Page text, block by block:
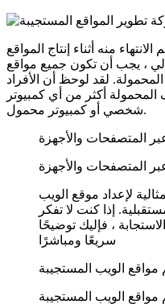
منه أثناء إنتاج المواقع
، يجب أن تكون جميع مواقع
لقد لوحظ أن الأفراد
أكثر من أي كمبيوتر
شخصي أو كمبيوتر محمول.
لإعداد موقع الويب
إذا كنت لا تفكر
، فإليك توضيحًا
سريعًا ومباشرًا
الويب المستجيبة
الويب المستجيبة